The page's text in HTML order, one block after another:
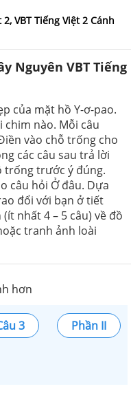
VBT Tiếng Việt 2 Cánh
Nguyên VBT Tiếng
của mặt hồ Y-ơ-pao.
chim nào. Mỗi câu
vào chỗ trống cho
các câu sau trả lời
trống trước ý đúng.
câu hỏi Ở đâu. Dựa
đổi với bạn ở tiết
nhất 4 – 5 câu) về đồ
tranh ảnh loài
hơn
3
Phần II